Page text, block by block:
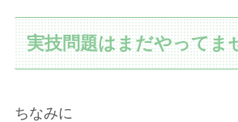
実技問題はまだやってま
ちなみに